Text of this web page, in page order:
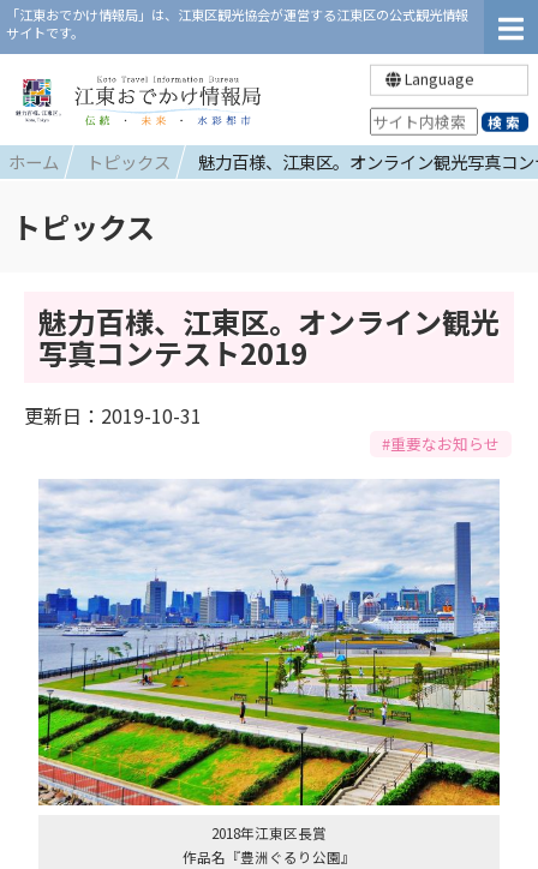
「江東おでかけ情報局」は、江東区観光協会が運営する江東区の公式観光情報
サイトです。
Language
ホーム トピックス 魅力百様、江東区。オンライン観光写真コ
トピックス
魅力百様、江東区。オンライン観光
写真コンテスト2019
更新日：2019-10-31
#重要なお知らせ
2018年江東区長賞
作品名『豊洲ぐるり公園』